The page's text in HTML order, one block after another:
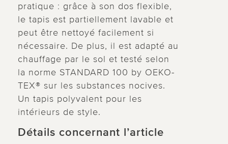
pratique : grâce à son dos flexible,
le tapis est partiellement lavable et
peut être nettoyé facilement si
nécessaire. De plus, il est adapté au
chauffage par le sol et testé selon
la norme STANDARD 100 by OEKO-
TEX® sur les substances nocives.
Un tapis polyvalent pour les
intérieurs de style.
Détails concernant l’article